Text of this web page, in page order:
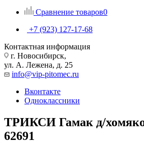
Сравнение товаров0
+7 (923) 127-17-68
Контактная информация
г. Новосибирск,
ул. А. Лежена, д. 25
info@vip-pitomec.ru
Вконтакте
Одноклассники
ТРИКСИ Гамак д/
62691